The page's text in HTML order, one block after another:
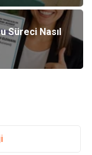
Süreci Nasıl